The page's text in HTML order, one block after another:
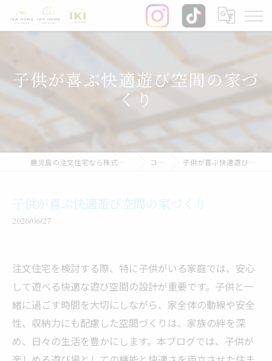
子供が喜ぶ快適遊び空間の家づ
くり
鹿児島の注文住宅なら株式会社イオン・ホーム コラム 子供が喜ぶ快適遊び空間の家づくり
子供が喜ぶ快適遊び空間の家づくり
2026/06/27
注文住宅を検討する際、特に子供がいる家庭では、安心
して遊べる快適な遊び空間の設計が重要です。子供と一
緒に過ごす時間を大切にしながら、家全体の動線や安全
性、収納力にも配慮した空間づくりは、家族の絆を深
め、日々の生活を豊かにします。本ブログでは、子供が